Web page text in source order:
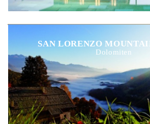
SAN LORENZO
Dolomiten